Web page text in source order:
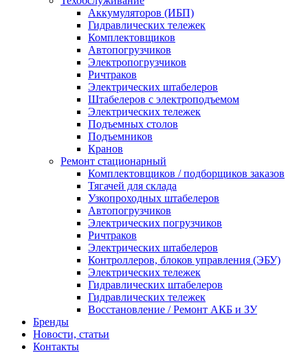
Аккумуляторов (ИБП)
Гидравлических тележек
Комплектовщиков
Автопогрузчиков
Электропогрузчиков
Ричтраков
Электрических штабелеров
Штабелеров с электроподъемом
Электрических тележек
Подъемных столов
Подъемников
Кранов
Ремонт стационарный
Комплектовщиков / подборщиков заказов
Тягачей для склада
Узкопроходных штабелеров
Автопогрузчиков
Электрических погрузчиков
Ричтраков
Электрических штабелеров
Контроллеров, блоков управления (ЭБУ)
Электрических тележек
Гидравлических штабелеров
Гидравлических тележек
Восстановление / Ремонт АКБ и ЗУ
Бренды
Новости, статьи
Контакты